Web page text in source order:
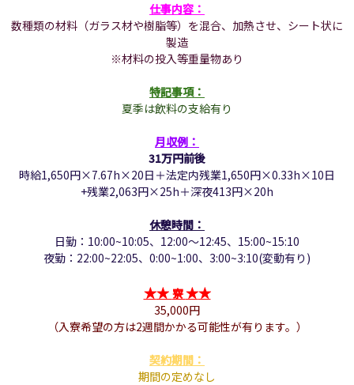
仕事内容：
数種類の材料（ガラス材や樹脂等）を混合、加熱させ、シート状に
製造
※材料の投入等重量物あり
特記事項：
夏季は飲料の支給有り
月収例：
31万円前後
時給1,650円×7.67h×20日＋法定内残業1,650円×0.33h×10日
+残業2,063円×25h＋深夜413円×20h
休憩時間：
日勤： 10:00~10:05、 12:00～12:45、 15:00~15:10
夜勤： 22:00~22:05、 0:00~1:00、 3:00~3:10(変動有り)
★★ 寮★★
35,000円
（入寮希望の方は2週間かかる可能性が有ります。）
契約期間：
期間の定めなし